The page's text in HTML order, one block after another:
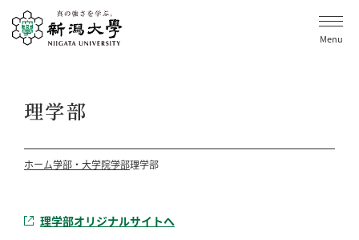
Menu
理学部
ホーム学部・大学院学部理学部
理学部オリジナルサイトへ